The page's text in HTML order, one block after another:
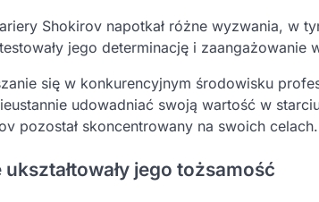
Shokirov napotkał różne wyzwania, w
jego determinację i zaangażowanie
się w konkurencyjnym środowisku
udowadniać swoją wartość w
pozostał skoncentrowany na swoich celach.
ukształtowały jego tożsamość